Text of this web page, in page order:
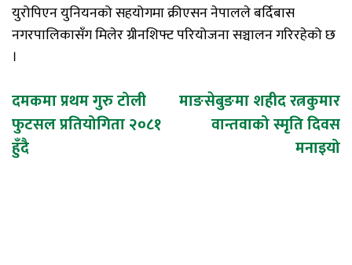
युरोपिएनयुनियनकोसहयोगमाक्रीएसननेपाललेबर्दिबास
नगरपालिकासँगमिलेरग्रीनशिफ्टपरियोजनासञ्चालनगरिरहेकोछ
।
Post
navigation
दमकमा प्रथम गुरु टोली
फुटसल प्रतियोगिता २०८१
हुँदै
माङसेबुङमा शहीद रत्नकुमार
वान्तवाको स्मृति दिवस
मनाइयो